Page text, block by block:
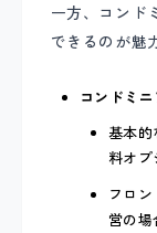
一方、コンド
できるのが魅
コンドミ
基本
料オ
フロ
営の場